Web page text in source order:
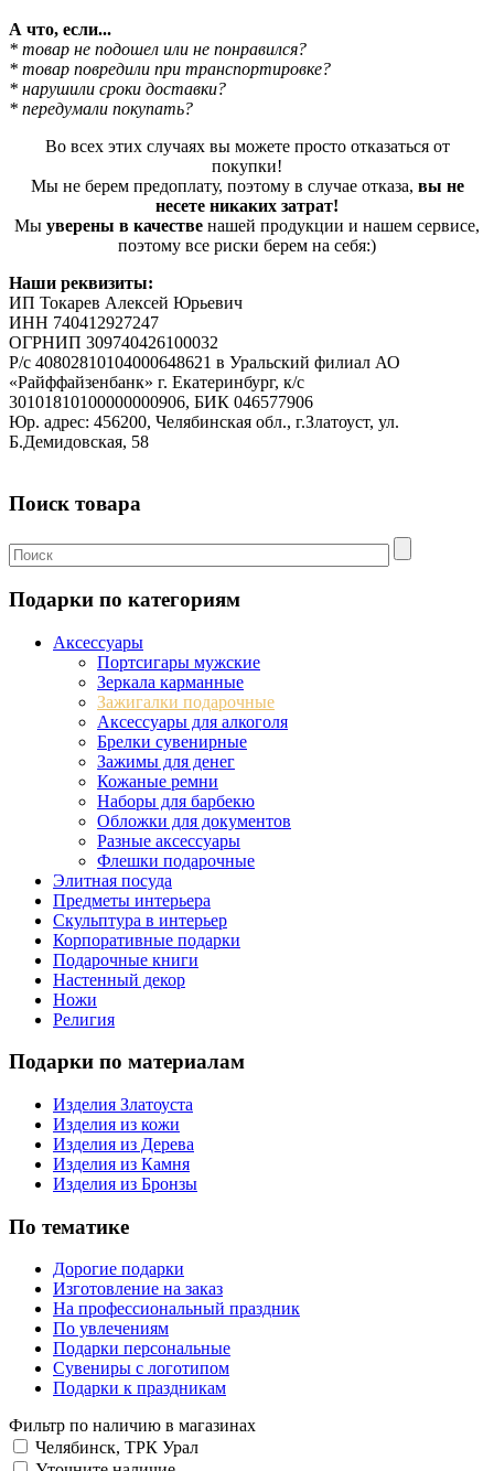
А что, если...
* товар не подошел или не понравился?
* товар повредили при транспортировке?
* нарушили сроки доставки?
* передумали покупать?
Во всех этих случаях вы можете просто отказаться от
покупки!
Мы не берем предоплату, поэтому в случае отказа, вы не
несете никаких затрат!
Мы уверены в качестве нашей продукции и нашем сервисе,
поэтому все риски берем на себя:)
Наши реквизиты:
ИП Токарев Алексей Юрьевич
ИНН 740412927247
ОГРНИП 309740426100032
Р/с 40802810104000648621 в Уральский филиал АО
«Райффайзенбанк» г. Екатеринбург, к/с
30101810100000000906, БИК 046577906
Юр. адрес: 456200, Челябинская обл., г.Златоуст, ул.
Б.Демидовская, 58
Поиск товара
Подарки по категориям
Аксессуары
Портсигары мужские
Зеркала карманные
Зажигалки подарочные
Аксессуары для алкоголя
Брелки сувенирные
Зажимы для денег
Кожаные ремни
Наборы для барбекю
Обложки для документов
Разные аксессуары
Флешки подарочные
Элитная посуда
Предметы интерьера
Скульптура в интерьер
Корпоративные подарки
Подарочные книги
Настенный декор
Ножи
Религия
Подарки по материалам
Изделия Златоуста
Изделия из кожи
Изделия из Дерева
Изделия из Камня
Изделия из Бронзы
По тематике
Дорогие подарки
Изготовление на заказ
На профессиональный праздник
По увлечениям
Подарки персональные
Сувениры с логотипом
Подарки к праздникам
Фильтр по наличию в магазинах
Челябинск, ТРК Урал